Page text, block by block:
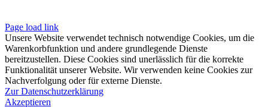
Page load link
Unsere Website verwendet technisch notwendige Cookies, um die
Warenkorbfunktion und andere grundlegende Dienste
bereitzustellen. Diese Cookies sind unerlässlich für die korrekte
Funktionalität unserer Website. Wir verwenden keine Cookies zur
Nachverfolgung oder für externe Dienste.
Zur Datenschutzerklärung
Akzeptieren